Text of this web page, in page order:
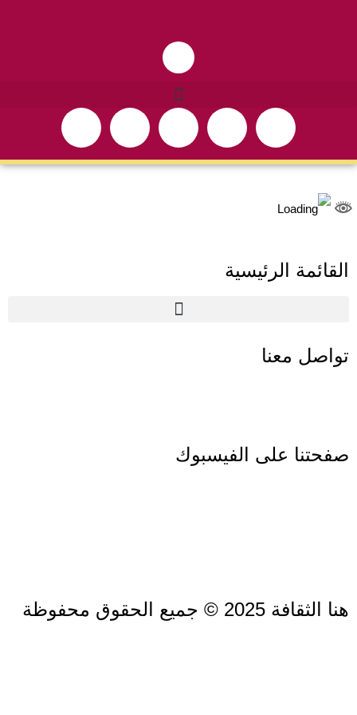
القائمة الرئيسية
تواصل معنا
صفحتنا على الفيسبوك
هنا الثقافة 2025 © جميع الحقوق محفوظة